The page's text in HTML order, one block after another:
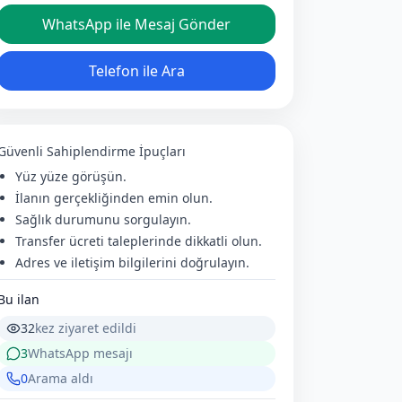
WhatsApp ile Mesaj Gönder
Telefon ile Ara
Sahiplendirme İpuçları
Yüz yüze görüşün.
İlanın gerçekliğinden emin olun.
Sağlık durumunu sorgulayın.
Transfer ücreti taleplerinde dikkatli olun.
Adres ve iletişim bilgilerini doğrulayın.
ilan
32kez ziyaret edildi
3WhatsApp mesajı
0Arama aldı